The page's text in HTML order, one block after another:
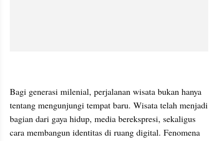
Bagi generasi milenial, perjalanan wisata bukan hanya
tentang mengunjungi tempat baru. Wisata telah menjadi
bagian dari gaya hidup, media berekspresi, sekaligus
cara membangun identitas di ruang digital. Fenomena